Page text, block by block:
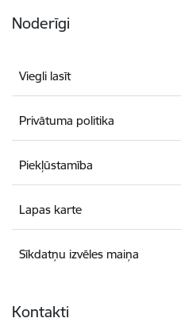
Noderīgi
Viegli lasīt
Privātuma politika
Piekļūstamība
Lapas karte
Sīkdatņu izvēles maiņa
Kontakti